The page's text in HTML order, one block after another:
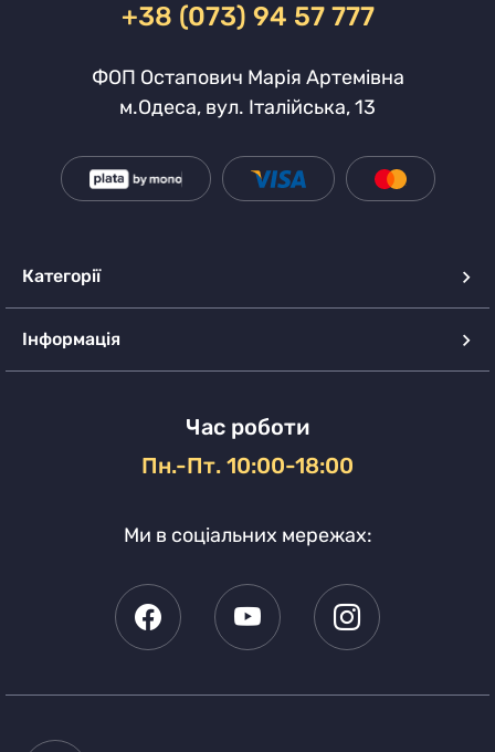
+38 (073) 94 57 777
ФОП Остапович Марія Артемівна
м.Одеса, вул. Італійська, 13
Категорії
Інформація
Час роботи
Пн.-Пт. 10:00-18:00
Ми в соціальних мережах: